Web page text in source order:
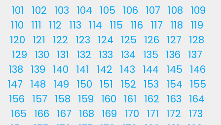
101
102 103 104 105 106 107 108
109
110
111 112 113 114 115 116 117 118
119
120
121 122 123 124 125 126 127
128
129
130 131 132 133 134 135 136
137
138
139 140 141 142 143 144 145
146
147
148 149 150 151 152 153 154
155
156
157 158 159 160 161 162 163
164
165
166 167 168 169 170 171 172
173